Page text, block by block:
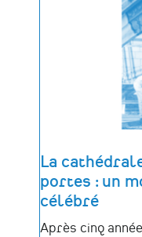
La
portes : un
célébré
Après cinq